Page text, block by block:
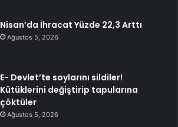
Nisan’da İhracat Yüzde 22,3 Arttı
Ağustos 5, 2026
E- Devlet’te soylarını sildiler!
Kütüklerini değiştirip tapularına
çöktüler
Ağustos 5, 2026